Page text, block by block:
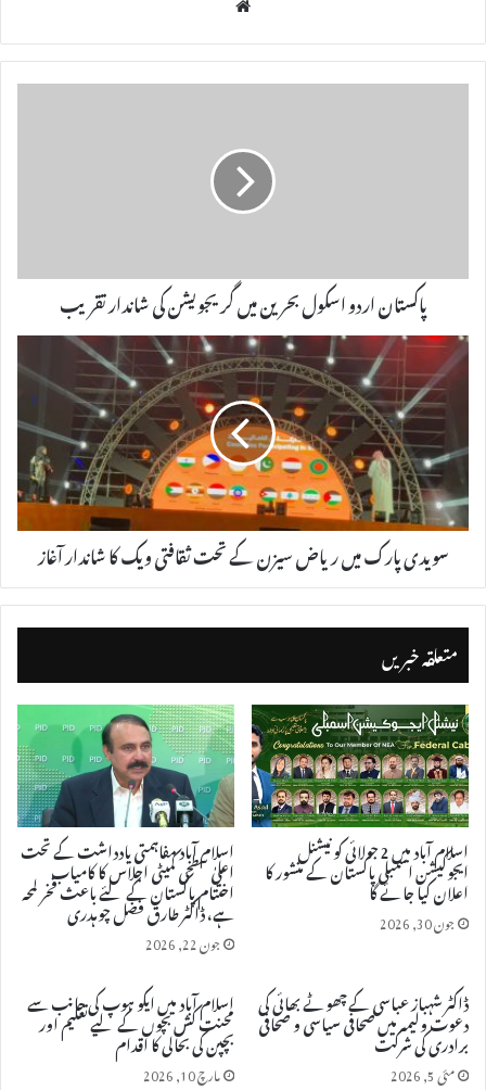
te
پاکستان اردو اسکول بحرین میں گریجویشن کی شاندار تقریب
سویدی پارک میں ریاض سیزن کے تحت ثقافتی ویک کا شاندار آغاز
متعلقہ خبریں
اسلام آباد میں 2 جولائی کو نیشنل
ایجوکیشن اسمبلی پاکستان کے منشور کا
اعلان کیا جائے گا
جون 30, 2026
اسلام آباد مفاہمتی یادداشت کے تحت
اعلیٰ سطحی کمیٹی اجلاس کا کامیاب
اختتام پاکستان کے لئے باعث فخر لمحہ
ہے، ڈاکٹر طارق فضل چوہدری
جون 22, 2026
ڈاکٹر شہباز عباسی کے چھوٹے بھائی کی
دعوت ولیمہ میں صحافی سیاسی و صحافی
برادری کی شرکت
مئی 5, 2026
اسلام آباد میں ایکو ہوپ کی جانب سے
محنت کش بچوں کے لیے تعلیم اور
بچپن کی بحالی کا اقدام
مارچ 10, 2026